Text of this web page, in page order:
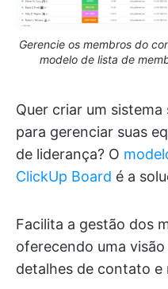
Gerencie os membros do
modelo de lista de
Quer criar um
para gerenciar suas
de liderança? O
ClickUp Board é a
Facilita a gestão dos
oferecendo uma
detalhes de contato e